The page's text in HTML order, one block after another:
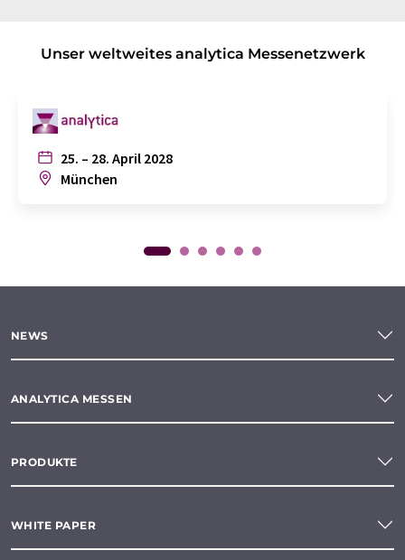
Unser weltweites analytica Messenetzwerk
25. – 28. April 2028
München
NEWS
ANALYTICA MESSEN
PRODUKTE
WHITE PAPER